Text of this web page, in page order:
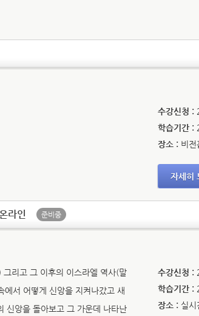
수강신청 :
학습기간 :
장소 : 비전
자세히
라인 준비중
리고 그 이후의 이스라엘 역사(말
서 어떻게 신앙을 지켜나갔고 새
신앙을 돌아보고 그 가운데 나타난
수강신청 :
학습기간 :
장소 : 실시